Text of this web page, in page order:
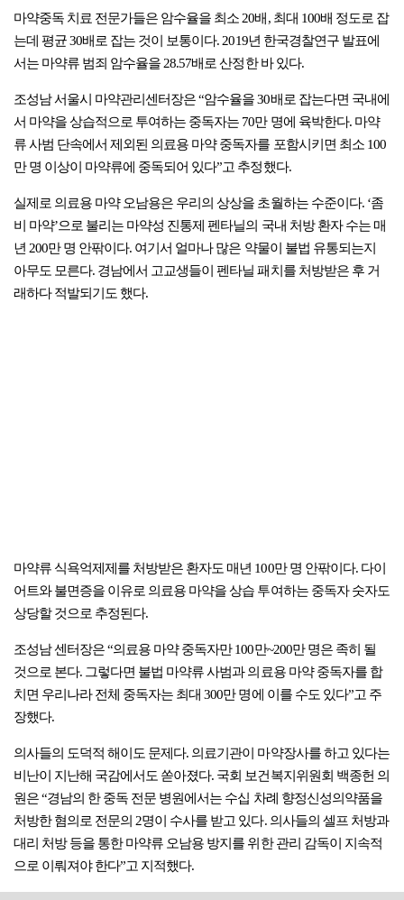
마약중독 치료 전문가들은 암수율을 최소 20배, 최대 100배 정도로 잡
는데 평균 30배로 잡는 것이 보통이다. 2019년 한국경찰연구 발표에
서는 마약류 범죄 암수율을 28.57배로 산정한 바 있다.
조성남 서울시 마약관리센터장은 “암수율을 30배로 잡는다면 국내에
서 마약을 상습적으로 투여하는 중독자는 70만 명에 육박한다. 마약
류 사범 단속에서 제외된 의료용 마약 중독자를 포함시키면 최소 100
만 명 이상이 마약류에 중독되어 있다”고 추정했다.
실제로 의료용 마약 오남용은 우리의 상상을 초월하는 수준이다. ‘좀
비 마약’으로 불리는 마약성 진통제 펜타닐의 국내 처방 환자 수는 매
년 200만 명 안팎이다. 여기서 얼마나 많은 약물이 불법 유통되는지
아무도 모른다. 경남에서 고교생들이 펜타닐 패치를 처방받은 후 거
래하다 적발되기도 했다.
마약류 식욕억제제를 처방받은 환자도 매년 100만 명 안팎이다. 다이
어트와 불면증을 이유로 의료용 마약을 상습 투여하는 중독자 숫자도
상당할 것으로 추정된다.
조성남 센터장은 “의료용 마약 중독자만 100만~200만 명은 족히 될
것으로 본다. 그렇다면 불법 마약류 사범과 의료용 마약 중독자를 합
치면 우리나라 전체 중독자는 최대 300만 명에 이를 수도 있다”고 주
장했다.
의사들의 도덕적 해이도 문제다. 의료기관이 마약장사를 하고 있다는
비난이 지난해 국감에서도 쏟아졌다. 국회 보건복지위원회 백종헌 의
원은 “경남의 한 중독 전문 병원에서는 수십 차례 향정신성의약품을
처방한 혐의로 전문의 2명이 수사를 받고 있다. 의사들의 셀프 처방과
대리 처방 등을 통한 마약류 오남용 방지를 위한 관리 감독이 지속적
으로 이뤄져야 한다”고 지적했다.